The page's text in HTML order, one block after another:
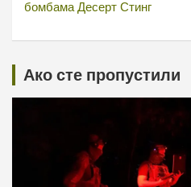
бомбама Десерт Стинг
Ако сте пропустили